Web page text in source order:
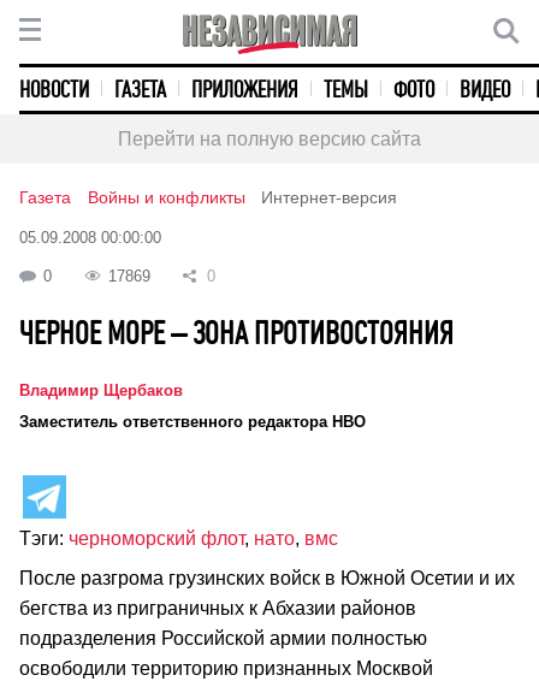
НОВОСТИ ГАЗЕТА ПРИЛОЖЕНИЯ ТЕМЫ ФОТО ВИДЕО
Перейти на полную версию сайта
Газета Войны и конфликты Интернет-версия
05.09.2008 00:00:00
0 17869 0
ЧЕРНОЕ МОРЕ – ЗОНА ПРОТИВОСТОЯНИЯ
Владимир Щербаков
Заместитель ответственного редактора НВО
Тэги: черноморский флот, нато, вмс
После разгрома грузинских войск в Южной Осетии и их
бегства из приграничных к Абхазии районов
подразделения Российской армии полностью
освободили территорию признанных Москвой